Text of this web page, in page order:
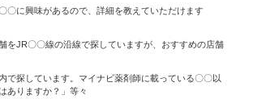
〇に興味があるので、詳細を教えていただけます
をJR〇〇線の沿線で探していますが、おすすめの店舗
で探しています。マイナビ薬剤師に載っている〇〇以
ありますか？」等々